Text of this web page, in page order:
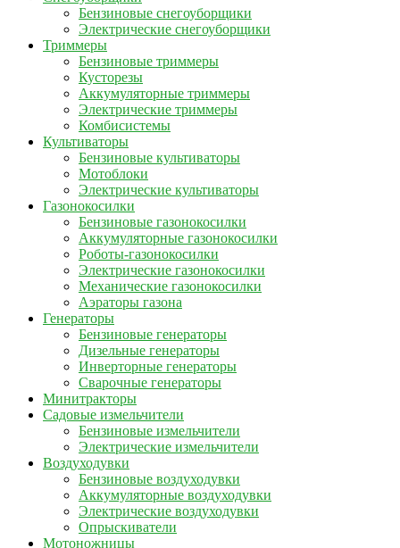
Бензиновые снегоуборщики
Электрические снегоуборщики
Триммеры
Бензиновые триммеры
Кусторезы
Аккумуляторные триммеры
Электрические триммеры
Комбисистемы
Культиваторы
Бензиновые культиваторы
Мотоблоки
Электрические культиваторы
Газонокосилки
Бензиновые газонокосилки
Аккумуляторные газонокосилки
Роботы-газонокосилки
Электрические газонокосилки
Механические газонокосилки
Аэраторы газона
Генераторы
Бензиновые генераторы
Дизельные генераторы
Инверторные генераторы
Сварочные генераторы
Минитракторы
Садовые измельчители
Бензиновые измельчители
Электрические измельчители
Воздуходувки
Бензиновые воздуходувки
Аккумуляторные воздуходувки
Электрические воздуходувки
Опрыскиватели
Мотоножницы